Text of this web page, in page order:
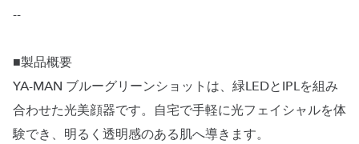
--
■製品概要
YA-MAN ブルーグリーンショットは、緑LEDとIPLを組み
合わせた光美顔器です。自宅で手軽に光フェイシャルを体
験でき、明るく透明感のある肌へ導きます。